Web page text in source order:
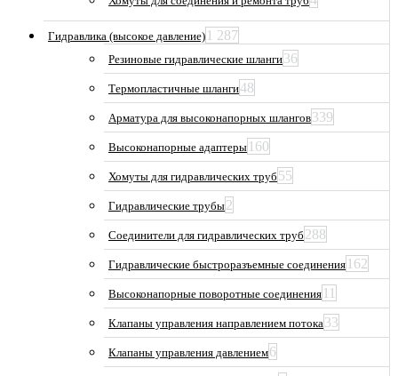
Гидравлика (высокое давление) 1 287
Резиновые гидравлические шланги36
Термопластичные шланги48
Арматура для высоконапорных шлангов339
Высоконапорные адаптеры 160
Хомуты для гидравлических труб 55
Гидравлические трубы2
Соединители для гидравлических труб 288
Гидравлические быстроразъемные соединения 162
Высоконапорные поворотные соединения 11
Клапаны управления направлением потока33
Клапаны управления давлением6